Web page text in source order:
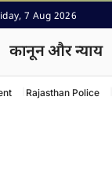
7 Aug 2026
कानून और न्याय
Rajasthan Police